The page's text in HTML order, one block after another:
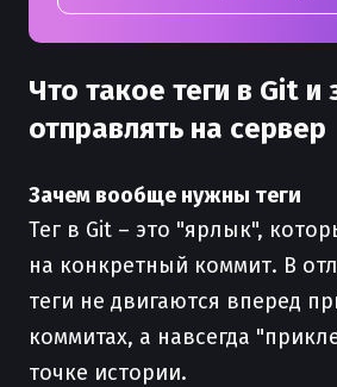
Что такое теги в Git и
отправлять на сервер
Зачем вообще нужны теги
Тег в Git – это "ярлык",
на конкретный коммит. В
теги не двигаются вперед
коммитах, а навсегда
точке истории.